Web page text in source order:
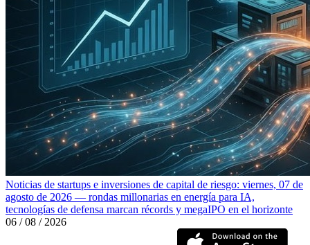
Noticias de startups e inversiones de capital de riesgo: viernes, 07 de
agosto de 2026 — rondas millonarias en energía para IA,
tecnologías de defensa marcan récords y megaIPO en el horizonte
06 / 08 / 2026